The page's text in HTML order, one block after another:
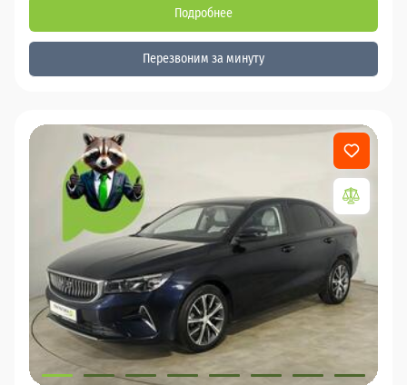
Подробнее
Перезвоним за минуту